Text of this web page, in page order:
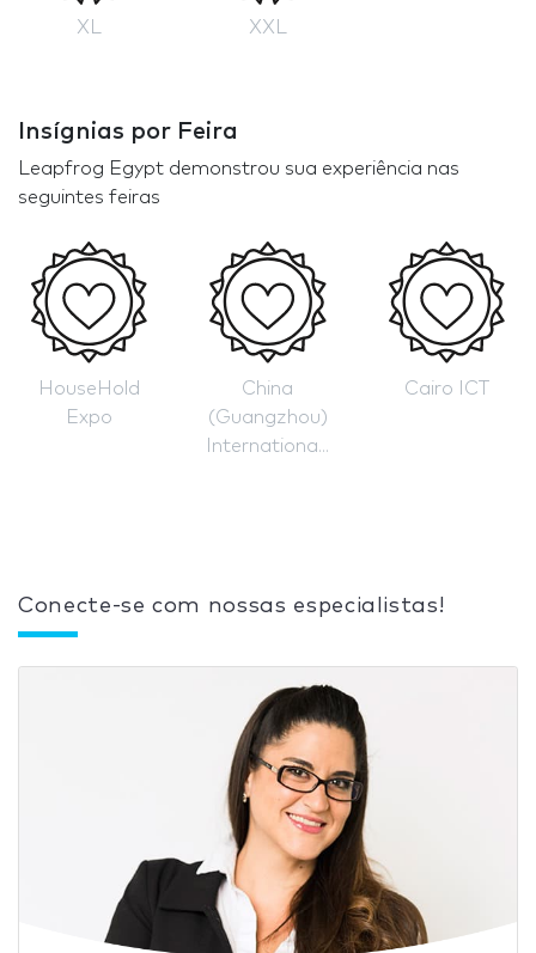
XL XXL
Insígnias por Feira
Leapfrog Egypt demonstrou sua experiência nas
seguintes feiras
HouseHold
Expo
China
(Guangzhou)
Internationa...
Cairo ICT
Conecte-se com nossas especialistas!